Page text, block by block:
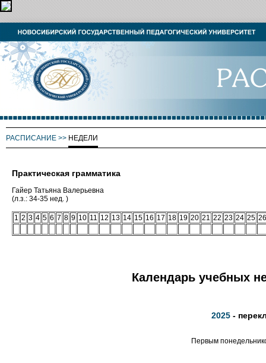
РАСПИСАНИЕ >> НЕДЕЛИ
Практическая грамматика
Гайер Татьяна Валерьевна
(л.з.: 34-35 нед. )
1 2 3 4 5 6 7 8 9 10 11 12 13 14 15 16 17 18 19 20 21 22 23 24 25 26
Календарь учебных
2025 -
Первым